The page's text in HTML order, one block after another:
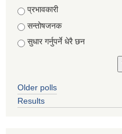
Choices
प्रभावकारी
सन्तोषजनक
सुधार गर्नुपर्ने धेरै छन
Older polls
Results